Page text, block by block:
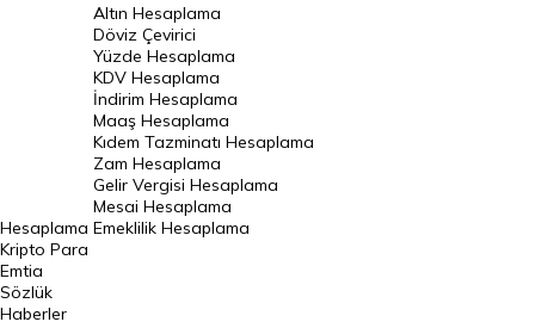
İsveç Kronu Kuru
Japon Yeni Kuru
Serbest Piyasa Döviz Kurları
Merkez Bankası Döviz Kurları
Altın Fiyatları
Gram Altın Fiyatı
Çeyrek Altın Fiyatı
Hesaplama
Altın Hesaplama
Döviz Çevirici
Yüzde Hesaplama
KDV Hesaplama
İndirim Hesaplama
Maaş Hesaplama
Kıdem Tazminatı Hesaplama
Zam Hesaplama
Gelir Vergisi Hesaplama
Mesai Hesaplama
Emeklilik Hesaplama
Kripto Para
Emtia
Sözlük
Haberler